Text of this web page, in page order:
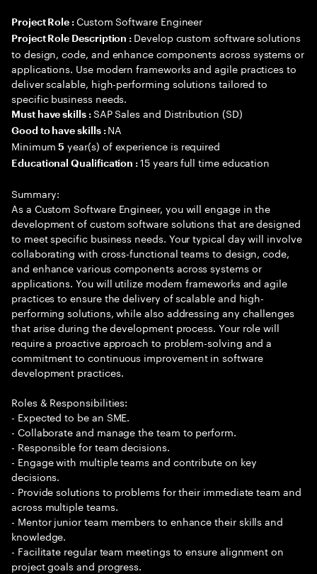
Project Role : Custom Software Engineer
Project Role Description : Develop custom software solutions
to design, code, and enhance components across systems or
applications. Use modern frameworks and agile practices to
deliver scalable, high-performing solutions tailored to
specific business needs.
Must have skills : SAP Sales and Distribution (SD)
Good to have skills : NA
Minimum5 year(s) of experience is required
Educational Qualification :15 years full time education
Summary:
As a Custom Software Engineer, you will engage in the
development of custom software solutions that are designed
to meet specific business needs. Your typical day will involve
collaborating with cross-functional teams to design, code,
and enhance various components across systems or
applications. You will utilize modern frameworks and agile
practices to ensure the delivery of scalable and high-
performing solutions, while also addressing any challenges
that arise during the development process. Your role will
require a proactive approach to problem-solving and a
commitment to continuous improvement in software
development practices.
Roles & Responsibilities:
- Expected to be an SME.
- Collaborate and manage the team to perform.
- Responsible for team decisions.
- Engage with multiple teams and contribute on key
decisions.
- Provide solutions to problems for their immediate team and
across multiple teams.
- Mentor junior team members to enhance their skills and
knowledge.
- Facilitate regular team meetings to ensure alignment on
project goals and progress.